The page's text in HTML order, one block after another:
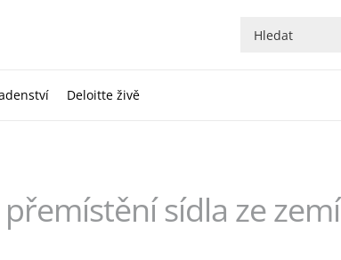
Deloitte živě
sídla ze zemí